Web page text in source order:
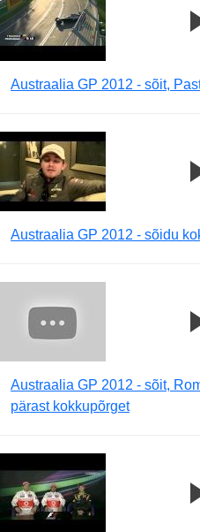
Austraalia GP 2012 - sõit,
Austraalia GP 2012 - sõidu
Austraalia GP 2012 - sõit,
pärast kokkupõrget